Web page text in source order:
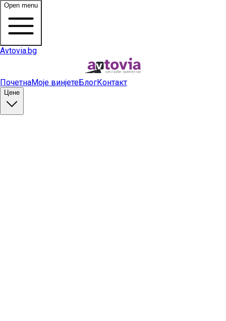
Open menu
Avtovia.bg
ПочетнаМоје винјетеБлогКонтакт
Цене